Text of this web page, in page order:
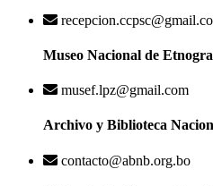
Museo Nacional de
musef.lpz@gmail.com
Archivo y Biblioteca
contacto@abnb.org.bo